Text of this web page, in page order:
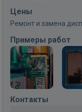
Цены
Ремонт и замена
Примеры работ
Контакты